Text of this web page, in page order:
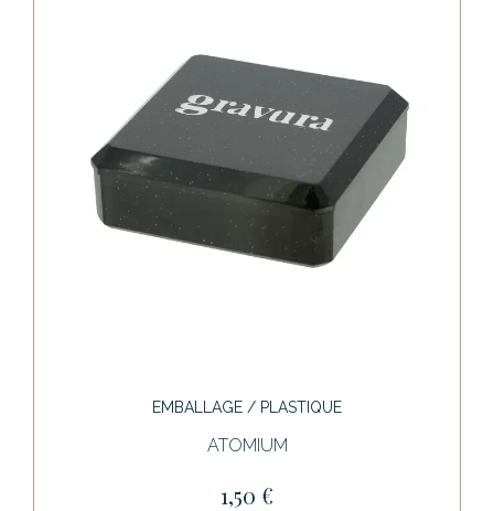
EMBALLAGE / PLASTIQUE
ATOMIUM
1,50 €